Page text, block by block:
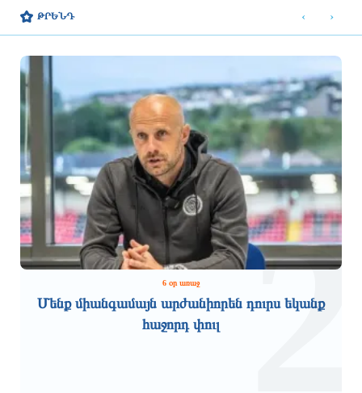
հնարավոր է կարկուտ
ամենամեծը մի քանի տասնամյակի
ընթացքում
«ՑԱՅԳ» հեռուստաընկերությունն
իրականացնում է «Շիրակցու խոսք»
ծրագիրը
Հիմնանորոգվում է Սևան-Մարտունի-
Վարդենիս-ՀՀ սահման
ավտոճանապարհի մի հատվածը
ԹՐԵՆԴ
6 օր առաջ
Մենք միանգամայն արժանիորեն դուրս եկանք
հաջորդ փուլ
2
‹ ›